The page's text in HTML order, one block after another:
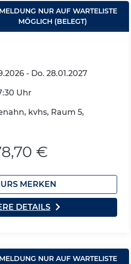
NUR AUF WARTELISTE
MÖGLICH (BELEGT)
- Do. 28.01.2027
Uhr
kvhs, Raum 5,
€
MERKEN
DETAILS
NUR AUF WARTELISTE